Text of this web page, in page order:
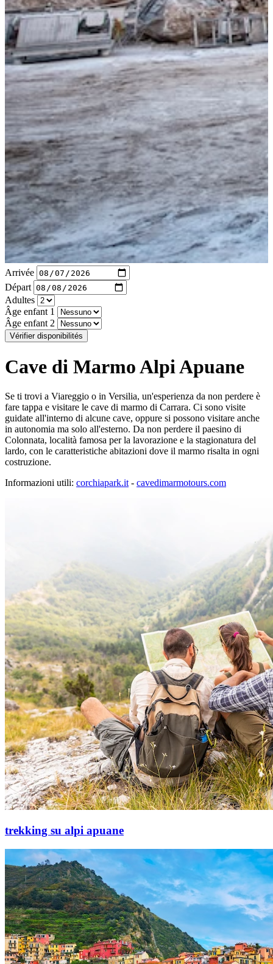
Arrivée
Départ
Adultes
Âge enfant 1
Âge enfant 2
Vérifier disponibilités
Cave di Marmo Alpi Apuane
Se ti trovi a Viareggio o in Versilia, un'esperienza da non perdere è
fare tappa e visitare le cave di marmo di Carrara. Ci sono visite
guidate all'interno di alcune cave, oppure si possono visitare anche
in autonomia ma solo all'esterno. Da non perdere il paesino di
Colonnata, località famosa per la lavorazione e la stagionatura del
lardo, con le caratteristiche abitazioni dove il marmo risalta in ogni
costruzione.
Informazioni utili: corchiapark.it - cavedimarmotours.com
trekking su alpi apuane